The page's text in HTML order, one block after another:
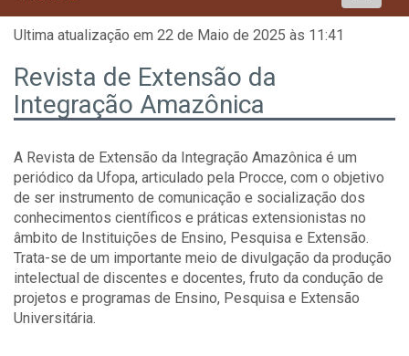
navigation
Ultima atualização em 22 de Maio de 2025 às 11:41
Revista de Extensão da
Integração Amazônica
A Revista de Extensão da Integração Amazônica é um
periódico da Ufopa, articulado pela Procce, com o objetivo
de ser instrumento de comunicação e socialização dos
conhecimentos científicos e práticas extensionistas no
âmbito de Instituições de Ensino, Pesquisa e Extensão.
Trata-se de um importante meio de divulgação da produção
intelectual de discentes e docentes, fruto da condução de
projetos e programas de Ensino, Pesquisa e Extensão
Universitária.